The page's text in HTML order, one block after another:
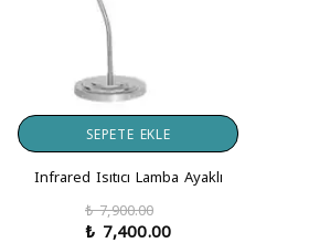
SEPETE EKLE
Infrared Isıtıcı Lamba Ayaklı
₺ 7,900.00
₺ 7,400.00